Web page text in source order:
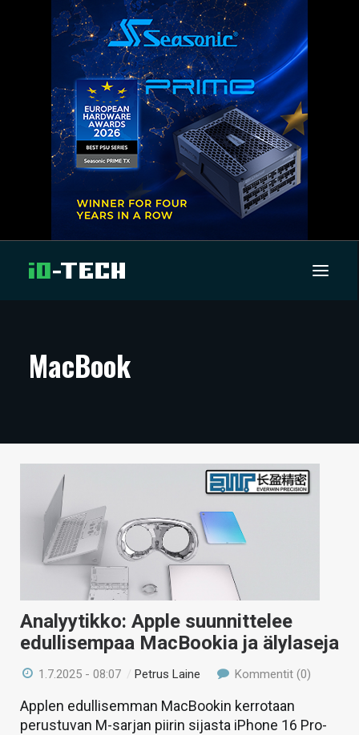
ARTIKKELIT
TECHBBS
HINTA.FI
KAUPPA
MacBook
Analyytikko: Apple suunnittelee
edullisempaa MacBookia ja älylaseja
1.7.2025 - 08:07 / Petrus Laine Kommentit (0)
Applen edullisemman MacBookin kerrotaan
perustuvan M-sarjan piirin sijasta iPhone 16 Pro-